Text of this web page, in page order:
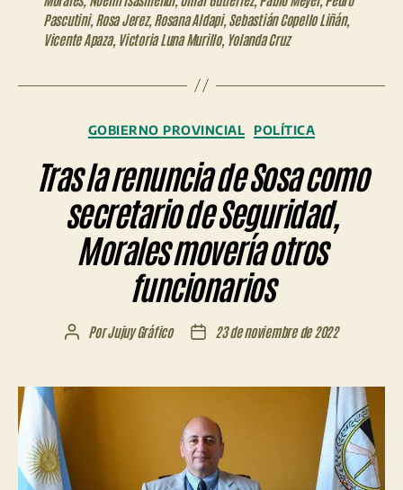
Pascutini, Rosa Jerez, Rosana Aldapi, Sebastián Copello Liñán,
Vicente Apaza, Victoria Luna Murillo, Yolanda Cruz
Categorías
GOBIERNO PROVINCIAL POLÍTICA
Tras la renuncia de Sosa como
secretario de Seguridad,
Morales movería otros
funcionarios
Autor
entrada
PorJujuy Gráfico
Fecha
entrada
23 de noviembre de 2022